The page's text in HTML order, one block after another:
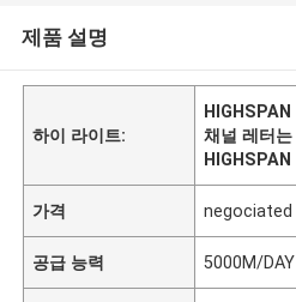
제품 설명
하이 라이트:
채널 레터
가격 negociated
공급 능력 5000M/DAY